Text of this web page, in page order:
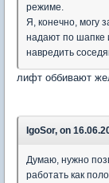
режиме.
Я, конечно, могу
надают по шапке
навредить
лифт оббивают
IgoSor, on
Думаю, нужно
работать как